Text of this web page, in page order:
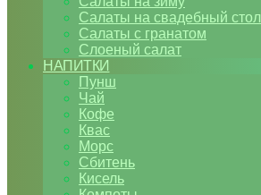
Салаты на свадебный стол
Салаты с гранатом
Слоеный салат
НАПИТКИ
Пунш
Чай
Кофе
Квас
Морс
Сбитень
Кисель